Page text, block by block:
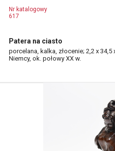
Nr katalogowy
617
Patera na ciasto
porcelana, kalka, złocenie; 2,2 x 34,5
Niemcy, ok. połowy XX w.